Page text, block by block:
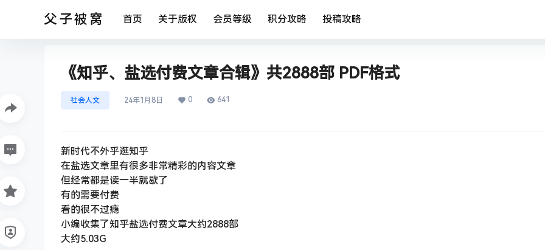
父子被窝 首页 关于版权 会员等级 积分攻略 投稿攻略
《知乎、盐选付费文章合辑》共2888部 PDF格式
社会人文 24年1月8日 0 641
新时代不外乎逛知乎
在盐选文章里有很多非常精彩的内容文章
但经常都是读一半就歇了
有的需要付费
看的很不过瘾
小编收集了知乎盐选付费文章大约2888部
大约5.03G